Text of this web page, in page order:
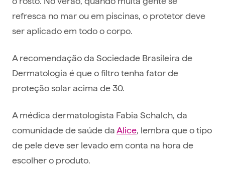
refresca no mar ou em piscinas, o protetor deve
ser aplicado em todo o corpo.
A recomendação da Sociedade Brasileira de
Dermatologia é que o filtro tenha fator de
proteção solar acima de 30.
A médica dermatologista Fabia Schalch, da
comunidade de saúde daAlice, lembra que o tipo
de pele deve ser levado em conta na hora de
escolher o produto.